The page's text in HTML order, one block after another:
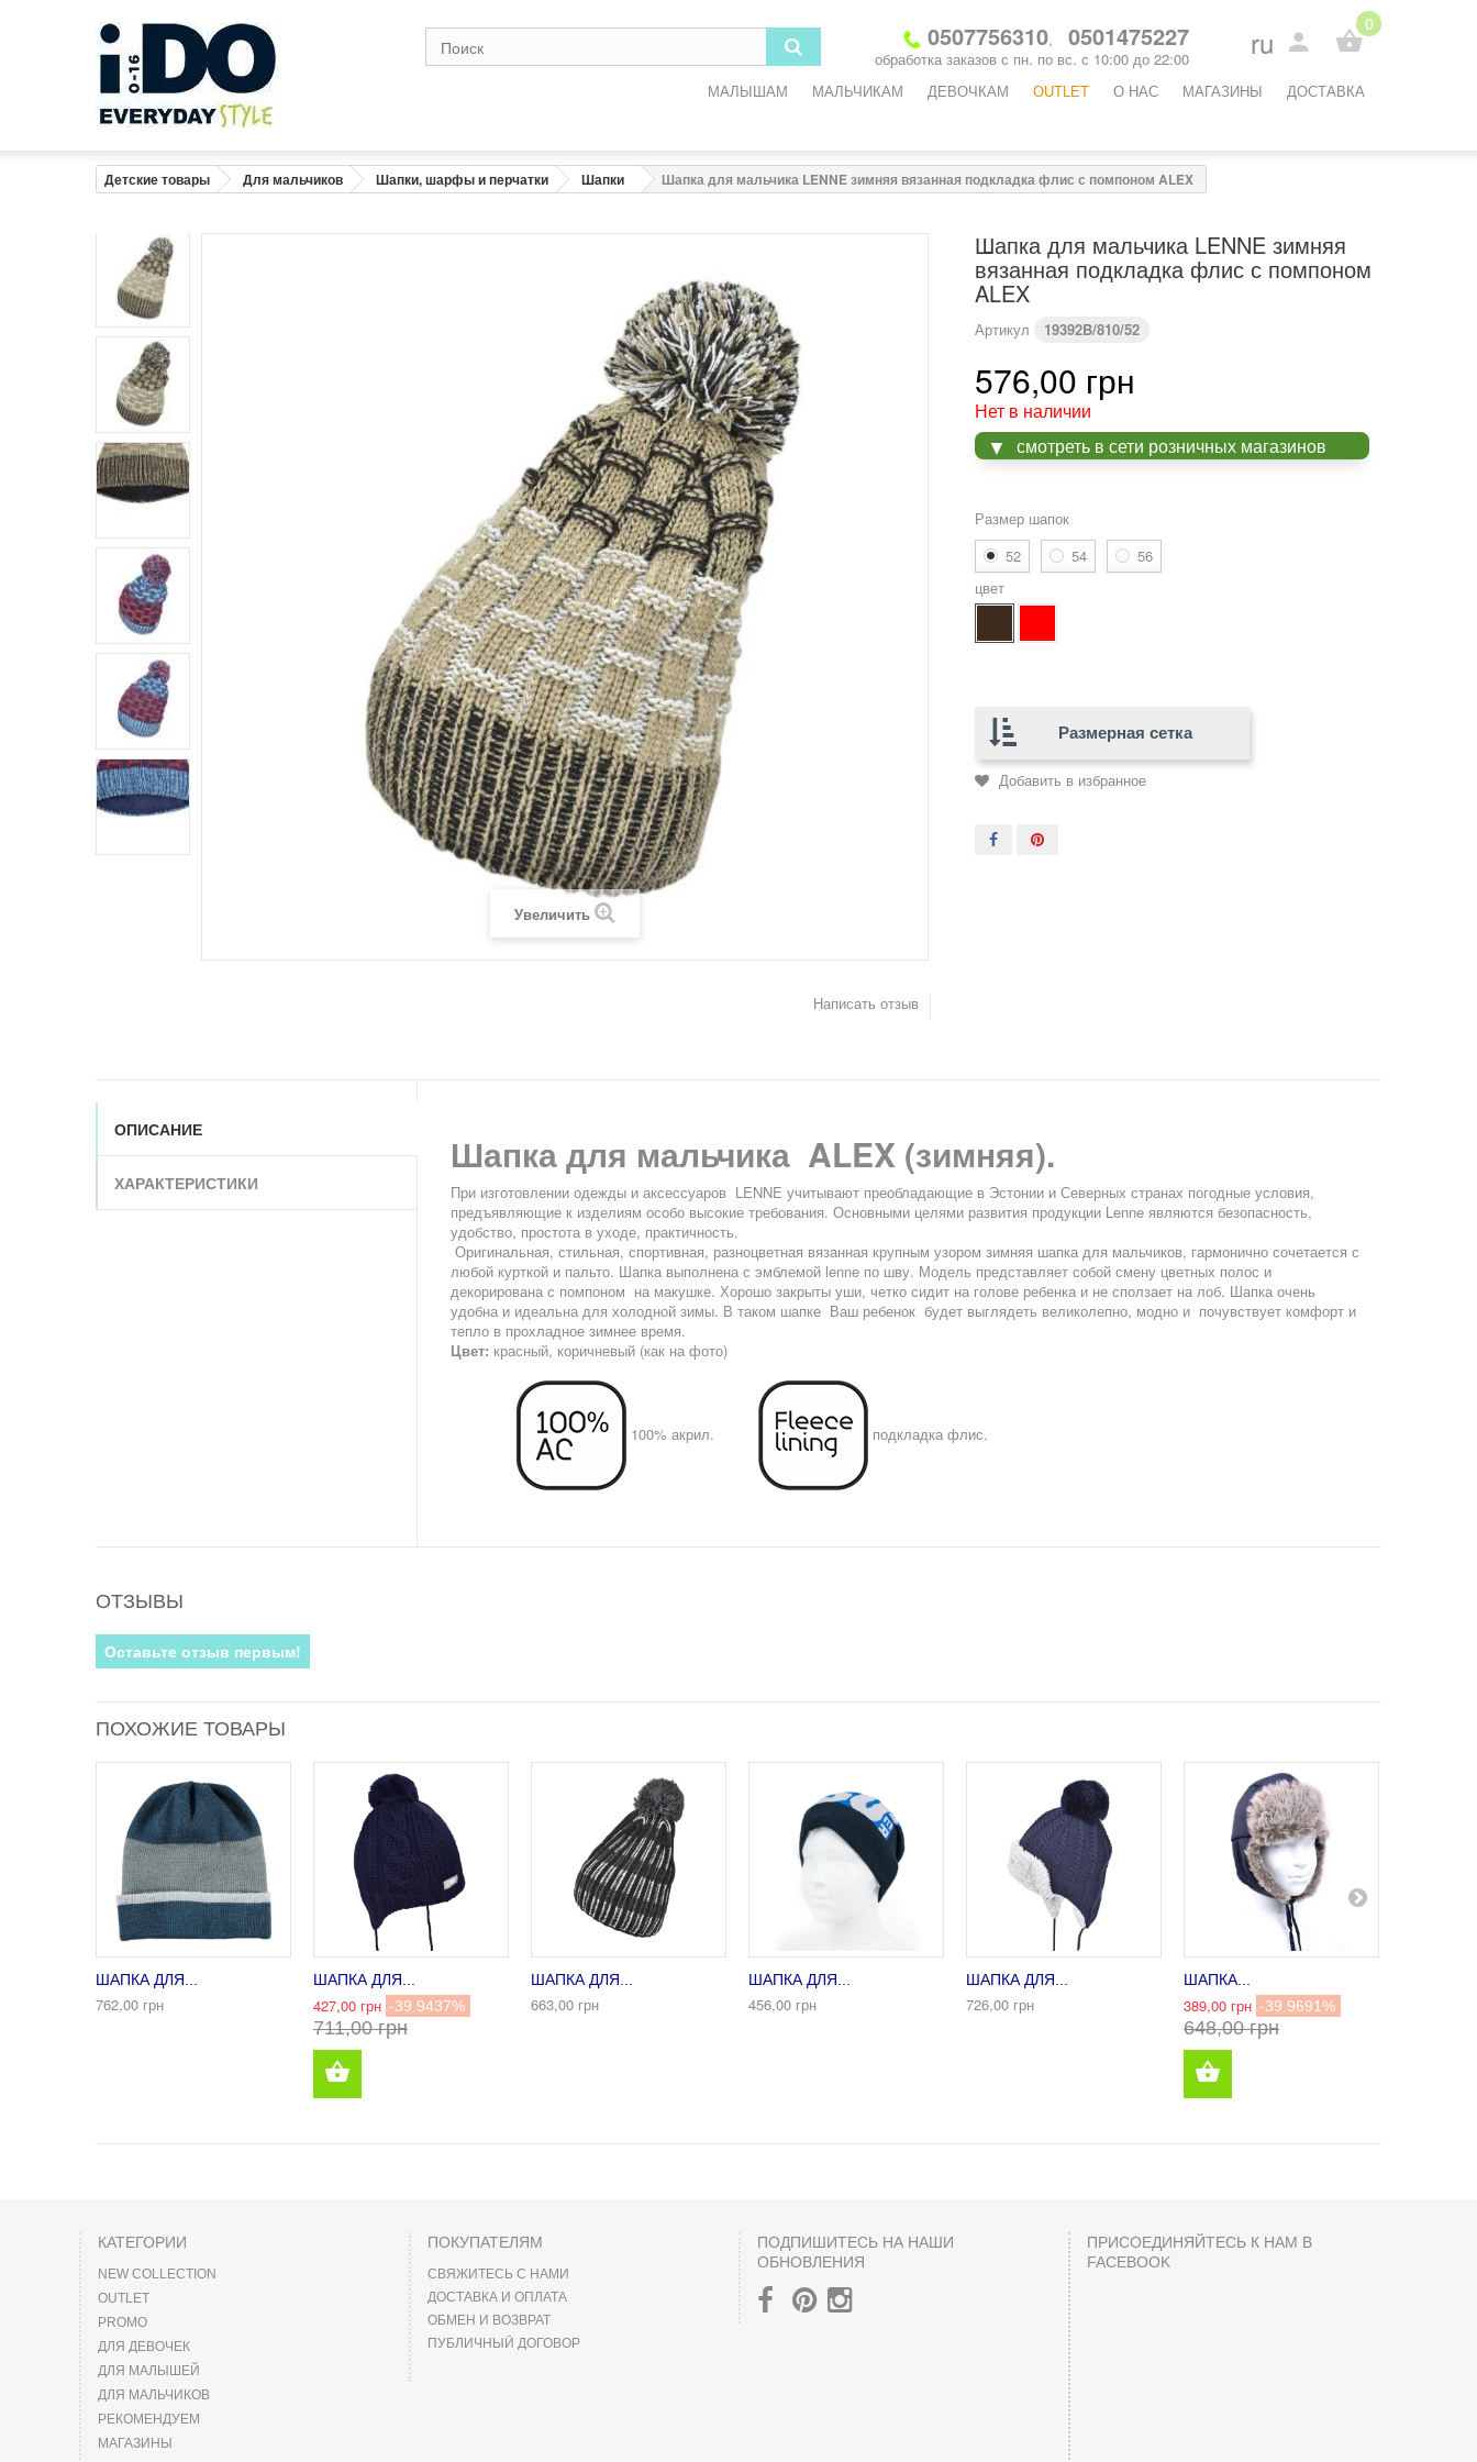
0507756310, 0501475227
обработка заказов с пн. по вс. с 10:00 до 22:00
0
ru
МАЛЫШАМ МАЛЬЧИКАМ ДЕВОЧКАМ OUTLET O НАС МАГАЗИНЫ ДОСТАВКА
Детские товары Для мальчиков Шапки, шарфы и перчатки Шапки Шапка для мальчика LENNE зимняя вязанная подкладка флис с помпоном ALEX
Увеличить
Написать отзыв
Шапка для мальчика LENNE зимняя
вязанная подкладка флис с помпоном
ALEX
Артикул 19392B/810/52
576,00 грн
Нет в наличии
смотреть в сети розничных магазинов
Размер шапок
52
54
56
цвет
Размерная сетка
Добавить в избранное
ОПИСАНИЕ
ХАРАКТЕРИСТИКИ
Шапка для мальчика ALEX (зимняя).
При изготовлении одежды и аксессуаров LENNE учитывают преобладающие в Эстонии и Северных странах погодные условия,
предъявляющие к изделиям особо высокие требования. Основными целями развития продукции Lenne являются безопасность,
удобство, простота в уходе, практичность.
Оригинальная, стильная, спортивная, разноцветная вязанная крупным узором зимняя шапка для мальчиков, гармонично сочетается с
любой курткой и пальто. Шапка выполнена с эмблемой lenne по шву. Модель представляет собой смену цветных полос и
декорирована с помпоном на макушке. Хорошо закрыты уши, четко сидит на голове ребенка и не сползает на лоб. Шапка очень
удобна и идеальна для холодной зимы. В таком шапке Ваш ребенок будет выглядеть великолепно, модно и почувствует комфорт и
тепло в прохладное зимнее время.
Цвет: красный, коричневый (как на фото)
100% акрил. подкладка флис.
ОТЗЫВЫ
Оставьте отзыв первым!
ПОХОЖИЕ ТОВАРЫ
ШАПКА ДЛЯ...
762,00 грн
ШАПКА ДЛЯ...
427,00 грн -39.9437%
711,00 грн
ШАПКА ДЛЯ...
663,00 грн
ШАПКА ДЛЯ...
456,00 грн
ШАПКА ДЛЯ...
726,00 грн
ШАПКА...
389,00 грн -39.9691%
648,00 грн
КАТЕГОРИИ
NEW COLLECTION
OUTLET
PROMO
ДЛЯ ДЕВОЧЕК
ДЛЯ МАЛЫШЕЙ
ДЛЯ МАЛЬЧИКОВ
РЕКОМЕНДУЕМ
МАГАЗИНЫ
ПОКУПАТЕЛЯМ
СВЯЖИТЕСЬ С НАМИ
ДОСТАВКА И ОПЛАТА
ОБМЕН И ВОЗВРАТ
ПУБЛИЧНЫЙ ДОГОВОР
ПОДПИШИТЕСЬ НА НАШИ
ОБНОВЛЕНИЯ
ПРИСОЕДИНЯЙТЕСЬ К НАМ В
FACEBOOK